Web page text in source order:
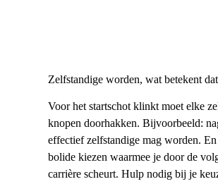
Zelfstandige worden, wat betekent
Voor het startschot klinkt moet elke
knopen doorhakken. Bijvoorbeeld:
effectief zelfstandige mag worden.
bolide kiezen waarmee je door de
carrière scheurt. Hulp nodig bij je